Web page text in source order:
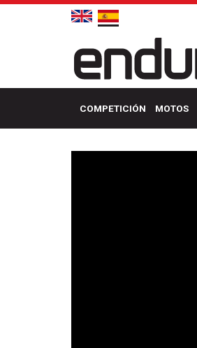
COMPETICIÓN MOTOS